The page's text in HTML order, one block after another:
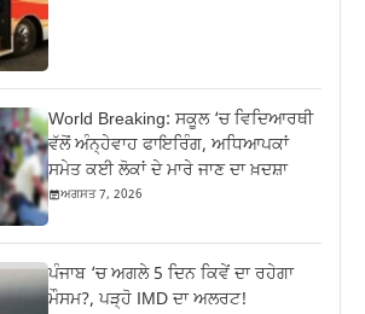
World Breaking: ਸਕੂਲ ‘ਚ ਵਿਦਿਆਰਥੀ
ਵੱਲੋਂ ਅੰਨ੍ਹੇਵਾਹ ਫਾਇਰਿੰਗ, ਅਧਿਆਪਕਾਂ
ਸਮੇਤ ਕਈ ਲੋਕਾਂ ਦੇ ਮਾਰੇ ਜਾਣ ਦਾ ਖ਼ਦਸ਼ਾ
ਅਗਸਤ 7, 2026
ਪੰਜਾਬ ‘ਚ ਅਗਲੇ 5 ਦਿਨ ਕਿਵੇਂ ਦਾ ਰਹੇਗਾ
ਮੌਸਮ?, ਪੜ੍ਹੋ IMD ਦਾ ਅਲਰਟ!